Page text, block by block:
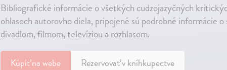
Bibliografické informácie o všetkých cudzojazyčných
ohlasoch autorovho diela, pripojené sú podrobné informácie o
divadlom, filmom, televíziou a rozhlasom.
Kúpiťna webe Rezervovať v kníhkupectve